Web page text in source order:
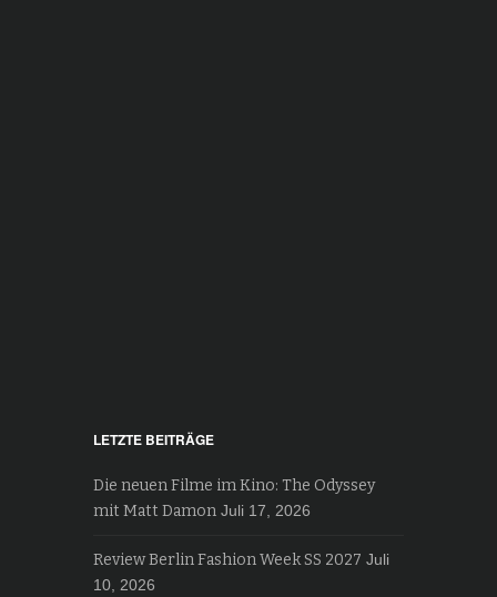
LETZTE BEITRÄGE
Die neuen Filme im Kino: The Odyssey
mit Matt Damon Juli 17, 2026
Review Berlin Fashion Week SS 2027 Juli
10, 2026